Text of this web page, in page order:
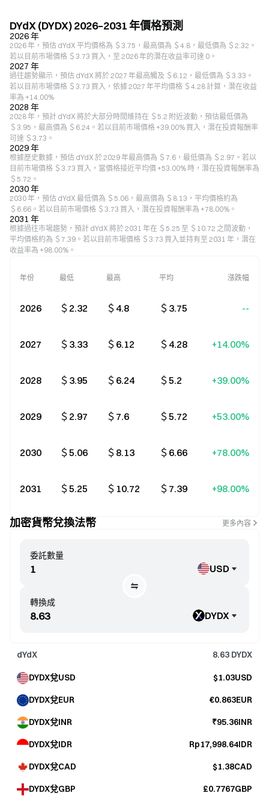
DYdX (DYDX) 2026–2031 年價格預測
2026 年
2026 年，預估 dYdX 平均價格為 ＄3.75，最高價為 ＄4.8，最低價為 ＄2.32。
若以目前市場價格 ＄3.73 買入，至 2026 年的潛在收益率可達 0。
2027 年
過往趨勢顯示，預估 dYdX 將於 2027 年最高觸及 ＄6.12，最低價為 ＄3.33。
若以目前市場價格 ＄3.73 買入，依據 2027 年平均價格 ＄4.28 計算，潛在收益
率為 +14.00%
2028 年
2028 年，預計 dYdX 將於大部分時間維持在 ＄5.2 附近波動，預估最低價為
＄3.95，最高價為 ＄6.24。若以目前市場價格 +39.00% 買入，潛在投資報酬率
可達 ＄3.73。
2029 年
根據歷史數據，預估 dYdX 於 2029 年最高價為 ＄7.6，最低價為 ＄2.97。若以
目前市場價格 ＄3.73 買入，當價格接近平均價 +53.00% 時，潛在投資報酬率為
＄5.72。
2030 年
2030 年，預估 dYdX 最低價為 ＄5.06，最高價為 ＄8.13，平均價格約為
＄6.66。若以目前市場價格 ＄3.73 買入，潛在投資報酬率為 +78.00%。
2031 年
根據過往市場趨勢，預計 dYdX 將於 2031 年在 ＄5.25 至 ＄10.72 之間波動，
平均價格約為 ＄7.39。若以目前市場價格 ＄3.73 買入並持有至 2031 年，潛在
收益率為 +98.00%。
年份 最低 最高 平均 漲跌幅
2026 ＄2.32 ＄4.8 ＄3.75 --
2027 ＄3.33 ＄6.12 ＄4.28 +14.00%
2028 ＄3.95 ＄6.24 ＄5.2 +39.00%
2029 ＄2.97 ＄7.6 ＄5.72 +53.00%
2030 ＄5.06 ＄8.13 ＄6.66 +78.00%
2031 ＄5.25 ＄10.72 ＄7.39 +98.00%
加密貨幣兌換法幣 更多內容
轉換成
DYDX
委託數量
USD
dYdX 8.63 DYDX
DYDX兌USD $1.03USD
DYDX兌EUR €0.863EUR
DYDX兌INR ₹95.36INR
DYDX兌IDR Rp17,998.64IDR
DYDX兌CAD $1.38CAD
DYDX兌GBP £0.7767GBP